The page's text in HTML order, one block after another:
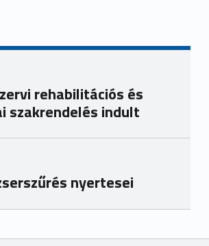
rehabilitációs és
szakrendelés indult
nyertesei